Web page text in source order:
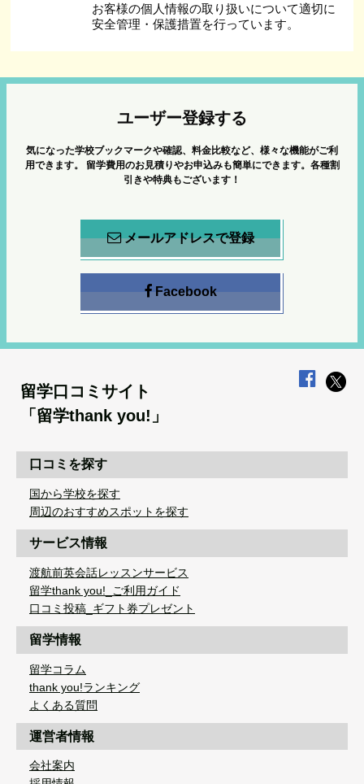
お客様の個人情報の取り扱いについて適切に
安全管理・保護措置を行っています。
ユーザー登録する
気になった学校ブックマークや確認、料金比較など、様々な機能がご利
用できます。
留学費用のお見積りやお申込みも簡単にできます。各種割
引きや特典もございます！
メールアドレスで登録
Facebook
留学口コミサイト
「留学thank you!」
口コミを探す
国から学校を探す
周辺のおすすめスポットを探す
サービス情報
渡航前英会話レッスンサービス
留学thank you!_ご利用ガイド
口コミ投稿_ギフト券プレゼント
留学情報
留学コラム
thank you!ランキング
よくある質問
運営者情報
会社案内